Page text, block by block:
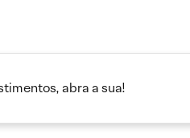
abra a sua!